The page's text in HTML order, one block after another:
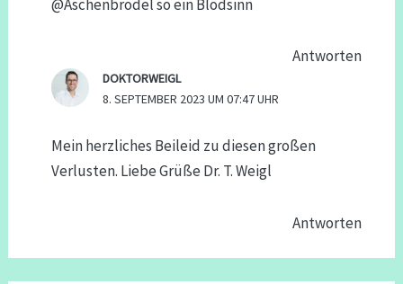
@Aschenbrödel so ein Blödsinn
Antworten
DOKTORWEIGL
8. SEPTEMBER 2023 UM 07:47 UHR
Mein herzliches Beileid zu diesen großen
Verlusten. Liebe Grüße Dr. T. Weigl
Antworten